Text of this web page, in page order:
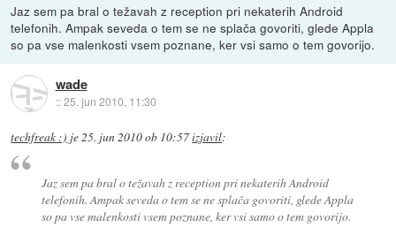
Jaz sem pa bral o težavah z reception pri nekaterih Android
telefonih. Ampak seveda o tem se ne splača govoriti, glede Appla
so pa vse malenkosti vsem poznane, ker vsi samo o tem govorijo.
wade
::25. jun 2010, 11:30
techfreak :) je25. jun 2010 ob 10:57izjavil:
Jaz sem pa bral o težavah z reception pri nekaterih Android
telefonih. Ampak seveda o tem se ne splača govoriti, glede Appla
so pa vse malenkosti vsem poznane, ker vsi samo o tem govorijo.